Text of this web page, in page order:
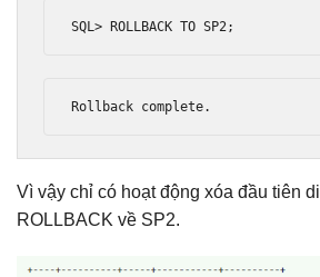
SQL> ROLLBACK TO SP2 ;
Rollback complete.
Vì vậy chỉ có hoạt động xóa đầu tiên
ROLLBACK về SP2.